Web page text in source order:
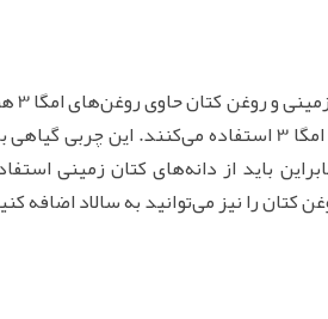
غنی روغن‌های امگا 3 استفاده می‌کنند.
باید از دانه‌های کتان زمینی
کتان را نیز می‌توانید به سالاد اضافه